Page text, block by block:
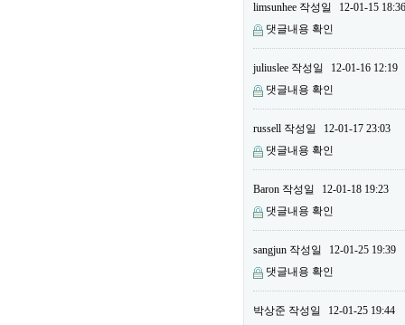
limsunhee 작성일
12-01-15 18:36
댓글내용 확인
juliuslee 작성일
12-01-16 12:19
댓글내용 확인
russell 작성일
12-01-17 23:03
댓글내용 확인
Baron 작성일
12-01-18 19:23
댓글내용 확인
sangjun 작성일
12-01-25 19:39
댓글내용 확인
박상준 작성일
12-01-25 19:44